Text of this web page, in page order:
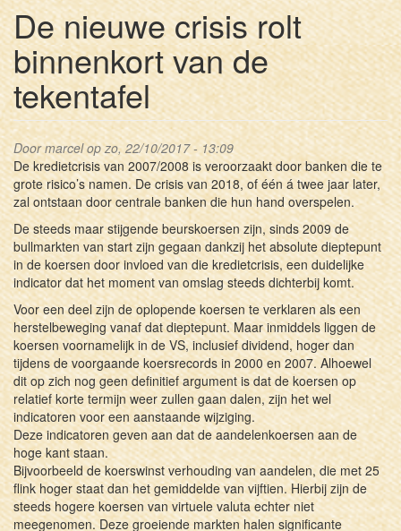
De nieuwe crisis rolt
binnenkort van de
tekentafel
Doormarcelop zo, 22/10/2017 - 13:09
De kredietcrisis van 2007/2008 is veroorzaakt door banken die te
grote risico’s namen. De crisis van 2018, of één á twee jaar later,
zal ontstaan door centrale banken die hun hand overspelen.
De steeds maar stijgende beurskoersen zijn, sinds 2009 de
bullmarkten van start zijn gegaan dankzij het absolute dieptepunt
in de koersen door invloed van die kredietcrisis, een duidelijke
indicator dat het moment van omslag steeds dichterbij komt.
Voor een deel zijn de oplopende koersen te verklaren als een
herstelbeweging vanaf dat dieptepunt. Maar inmiddels liggen de
koersen voornamelijk in de VS, inclusief dividend, hoger dan
tijdens de voorgaande koersrecords in 2000 en 2007. Alhoewel
dit op zich nog geen definitief argument is dat de koersen op
relatief korte termijn weer zullen gaan dalen, zijn het wel
indicatoren voor een aanstaande wijziging.
Deze indicatoren geven aan dat de aandelenkoersen aan de
hoge kant staan.
Bijvoorbeeld de koerswinst verhouding van aandelen, die met 25
flink hoger staat dan het gemiddelde van vijftien. Hierbij zijn de
steeds hogere koersen van virtuele valuta echter niet
meegenomen. Deze groeiende markten halen significante